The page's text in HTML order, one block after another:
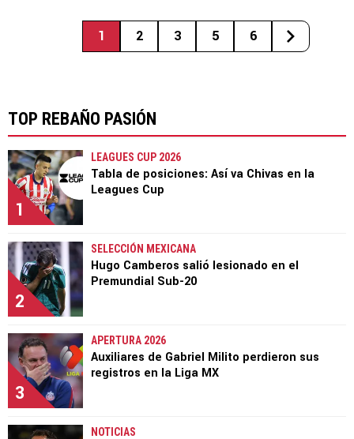
1 2 3 5 6
TOP REBAÑO PASIÓN
1
LEAGUES CUP 2026
Tabla de posiciones: Así va Chivas en la
Leagues Cup
2
SELECCIÓN MEXICANA
Hugo Camberos salió lesionado en el
Premundial Sub-20
3
APERTURA 2026
Auxiliares de Gabriel Milito perdieron sus
registros en la Liga MX
NOTICIAS